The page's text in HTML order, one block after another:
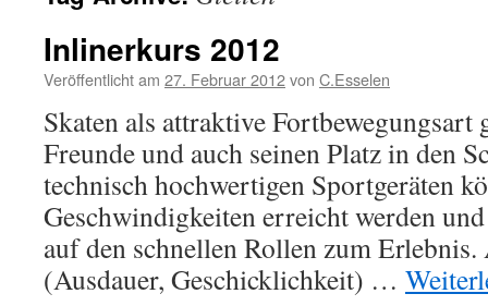
Inlinerkurs 2012
Veröffentlicht am 27. Februar 2012von C.Esselen
Skaten als attraktive
Freunde und auch seinen Platz in den
technisch hochwertigen Sportgeräten
Geschwindigkeiten erreicht werden
auf den schnellen Rollen zum
(Ausdauer, Geschicklichkeit) …